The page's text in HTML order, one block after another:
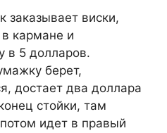
виски,
в кармане и
в 5 долларов.
берет,
достает два доллара
стойки, там
идет в правый